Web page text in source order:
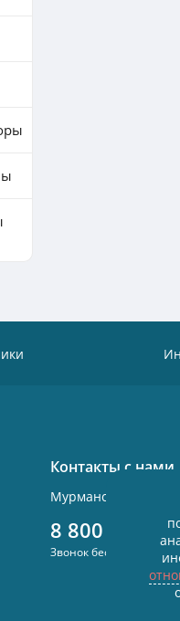
Контакты с нами
Мурманск , ул.
8 800 300 43
Звонок бесплатный